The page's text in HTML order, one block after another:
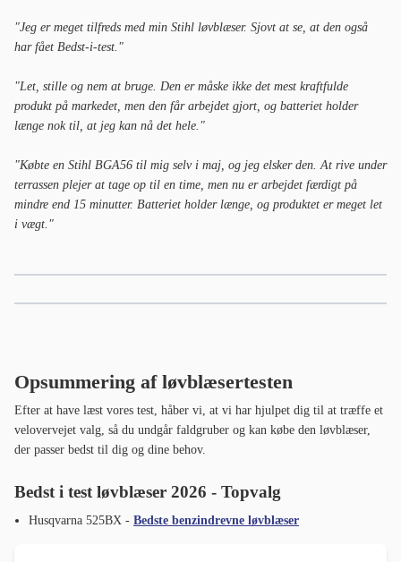
"Jeg er meget tilfreds med min Stihl løvblæser. Sjovt at se, at den også
har fået Bedst-i-test."
"Let, stille og nem at bruge. Den er måske ikke det mest kraftfulde
produkt på markedet, men den får arbejdet gjort, og batteriet holder
længe nok til, at jeg kan nå det hele."
"Købte en Stihl BGA56 til mig selv i maj, og jeg elsker den. At rive under
terrassen plejer at tage op til en time, men nu er arbejdet færdigt på
mindre end 15 minutter. Batteriet holder længe, og produktet er meget let
i vægt."
Opsummering af løvblæsertesten
Efter at have læst vores test, håber vi, at vi har hjulpet dig til at træffe et
velovervejet valg, så du undgår faldgruber og kan købe den løvblæser,
der passer bedst til dig og dine behov.
Bedst i test løvblæser 2026 - Topvalg
Husqvarna 525BX - Bedste benzindrevne løvblæser